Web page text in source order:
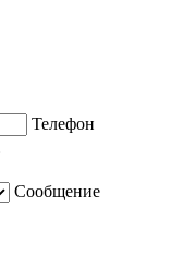
Телефон
Сообщение